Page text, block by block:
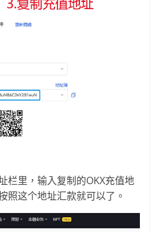
栏里，输入复制的OKX充值地
照这个地址汇款就可以了。